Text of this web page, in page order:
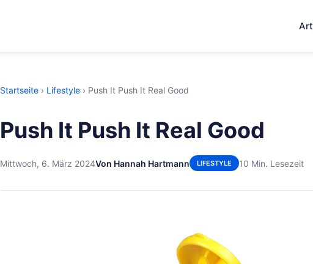
Art
Startseite › Lifestyle › Push It Push It Real Good
Push It Push It Real Good
Mittwoch, 6. März 2024Von Hannah Hartmann LIFESTYLE 10 Min. Lesezeit